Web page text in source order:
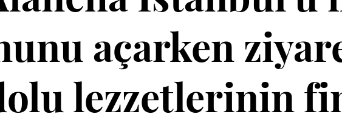
açarken
lezzetlerinin